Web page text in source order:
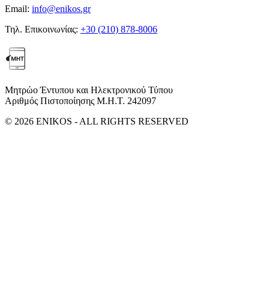
Email: info@enikos.gr
Τηλ. Επικοινωνίας: +30 (210) 878-8006
Μητρώο Έντυπου και Ηλεκτρονικού Τύπου
Αριθμός Πιστοποίησης Μ.Η.Τ. 242097
© 2026 ENIKOS - ALL RIGHTS RESERVED